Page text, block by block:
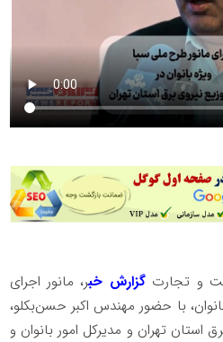
و تجارتگزارش خبر، مانور اجرای
با حضور مهندس اکبر حسن‌بکلو،
استان تهران و مدیرکل امور بانوان و